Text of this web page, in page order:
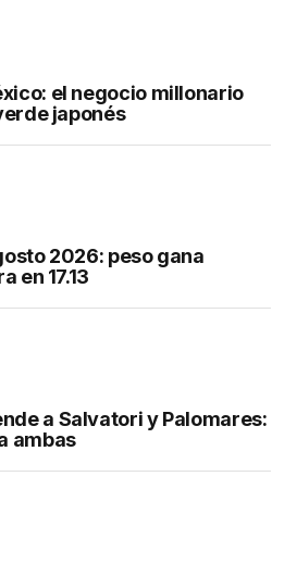
el negocio millonario
japonés
2026: peso gana
en 17.13
a Salvatori y Palomares:
ambas